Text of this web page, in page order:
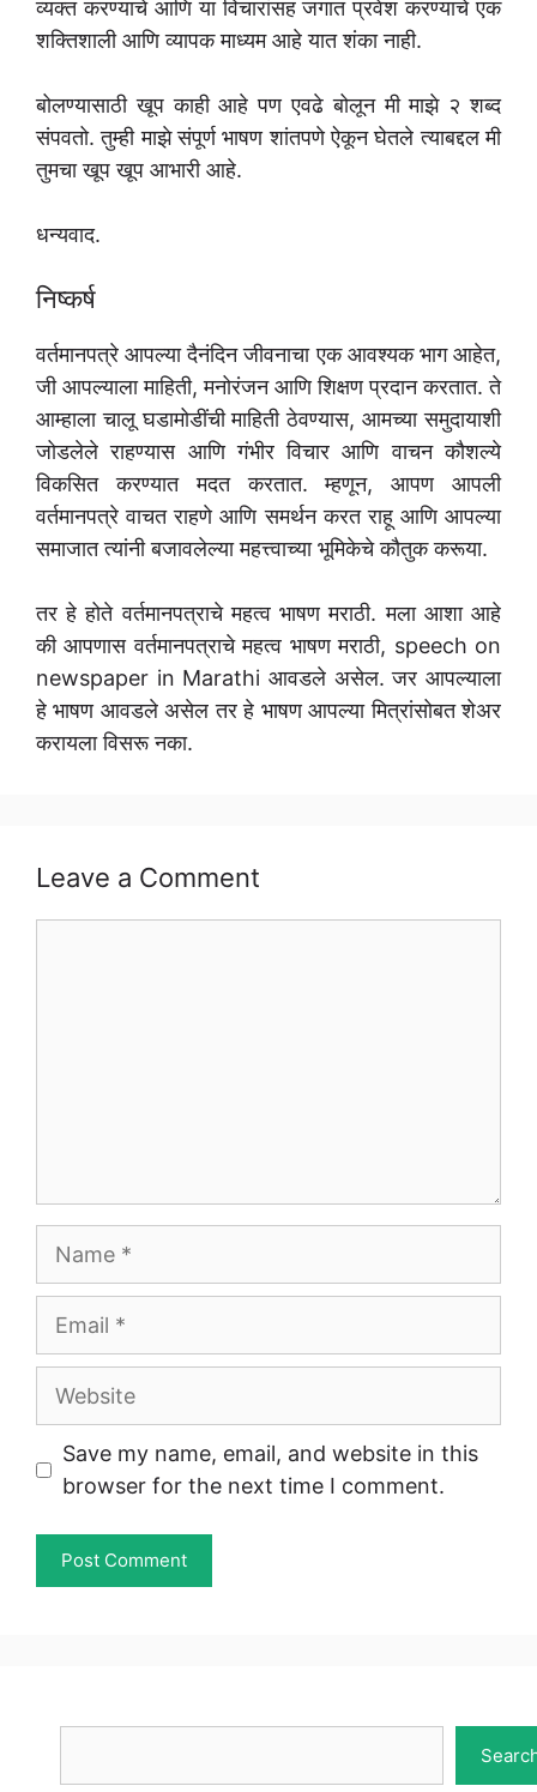
व्यक्त करण्याचे आणि या विचारांसह जगात प्रवेश करण्याचे एक
शक्तिशाली आणि व्यापक माध्यम आहे यात शंका नाही.
बोलण्यासाठी खूप काही आहे पण एवढे बोलून मी माझे २ शब्द
संपवतो. तुम्ही माझे संपूर्ण भाषण शांतपणे ऐकून घेतले त्याबद्दल मी
तुमचा खूप खूप आभारी आहे.
धन्यवाद.
निष्कर्ष
वर्तमानपत्रे आपल्या दैनंदिन जीवनाचा एक आवश्यक भाग आहेत,
जी आपल्याला माहिती, मनोरंजन आणि शिक्षण प्रदान करतात. ते
आम्हाला चालू घडामोडींची माहिती ठेवण्यास, आमच्या समुदायाशी
जोडलेले राहण्यास आणि गंभीर विचार आणि वाचन कौशल्ये
विकसित करण्यात मदत करतात. म्हणून, आपण आपली
वर्तमानपत्रे वाचत राहणे आणि समर्थन करत राहू आणि आपल्या
समाजात त्यांनी बजावलेल्या महत्त्वाच्या भूमिकेचे कौतुक करूया.
तर हे होते वर्तमानपत्राचे महत्व भाषण मराठी. मला आशा आहे
की आपणास वर्तमानपत्राचे महत्व भाषण मराठी, speech on
newspaper in Marathi आवडले असेल. जर आपल्याला
हे भाषण आवडले असेल तर हे भाषण आपल्या मित्रांसोबत शेअर
करायला विसरू नका.
Leave a Comment
Website
Save my name, email, and website in this
browser for the next time I comment.